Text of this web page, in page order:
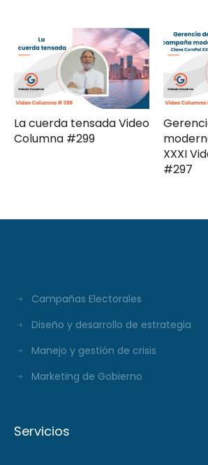
La cuerda tensada Video
Columna #299
moderna Clave
XXXI Video Columna
#297
Campañas Electorales
Diseño y desarrollo de estrategia
Manejo y gestión de crisis
Marketing de Gobierno
Servicios